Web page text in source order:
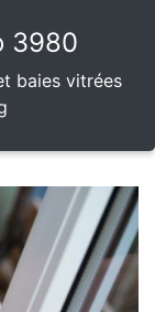
3980
baies vitrées